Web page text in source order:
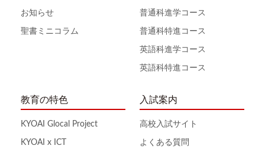
お知らせ
聖書ミニコラム
普通科進学コース
普通科特進コース
英語科進学コース
英語科特進コース
教育の特色
KYOAI Glocal Project
KYOAI x ICT
入試案内
高校入試サイト
よくある質問